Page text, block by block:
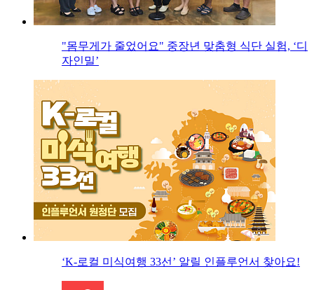
"몸무게가 줄었어요" 중장년 맞춤형 식단 실험, ‘디
자인밀’
‘K-로컬 미식여행 33선’ 알릴 인플루언서 찾아요!